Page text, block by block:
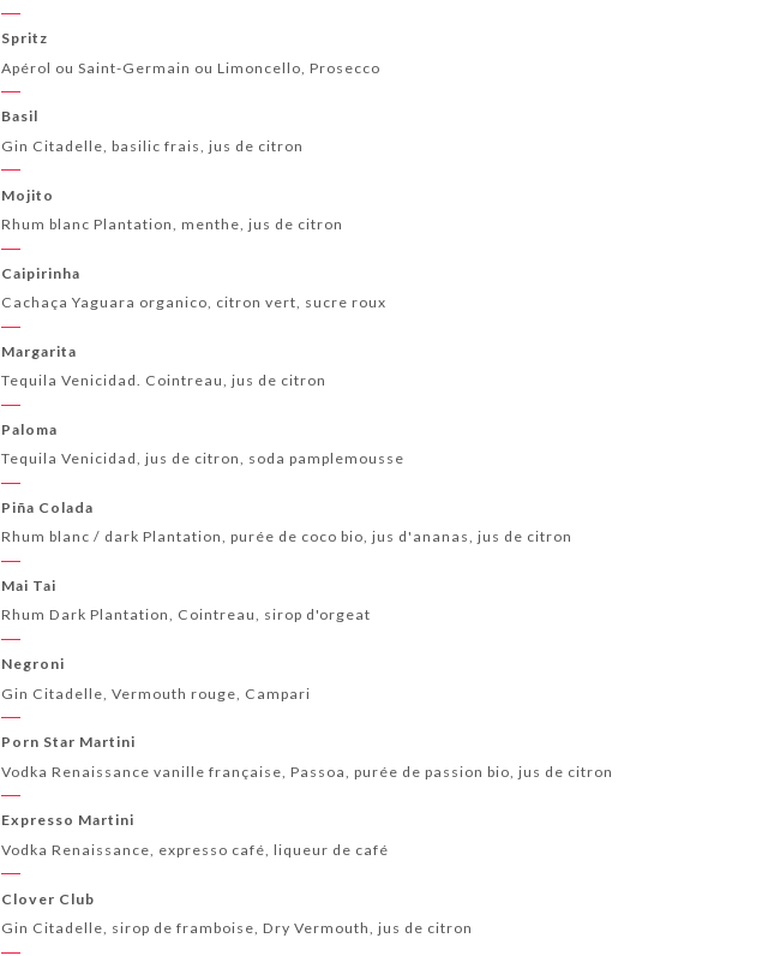
Spritz
Apérol ou Saint-Germain ou Limoncello, Prosecco
Basil
Gin Citadelle, basilic frais, jus de citron
Mojito
Rhum blanc Plantation, menthe, jus de citron
Caipirinha
Cachaça Yaguara organico, citron vert, sucre roux
Margarita
Tequila Venicidad. Cointreau, jus de citron
Paloma
Tequila Venicidad, jus de citron, soda pamplemousse
Piña Colada
Rhum blanc / dark Plantation, purée de coco bio, jus d'ananas, jus de citron
Mai Tai
Rhum Dark Plantation, Cointreau, sirop d'orgeat
Negroni
Gin Citadelle, Vermouth rouge, Campari
Porn Star Martini
Vodka Renaissance vanille française, Passoa, purée de passion bio, jus de citron
Expresso Martini
Vodka Renaissance, expresso café, liqueur de café
Clover Club
Gin Citadelle, sirop de framboise, Dry Vermouth, jus de citron